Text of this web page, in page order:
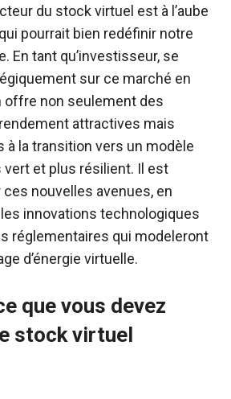
du stock virtuel est à l’aube
pourrait bien redéfinir notre
En tant qu’investisseur, se
sur ce marché en
offre non seulement des
attractives mais
à la transition vers un modèle
vert et plus résilient. Il est
ces nouvelles avenues, en
les innovations technologiques
réglementaires qui modeleront
d’énergie virtuelle.
que vous devez
stock virtuel